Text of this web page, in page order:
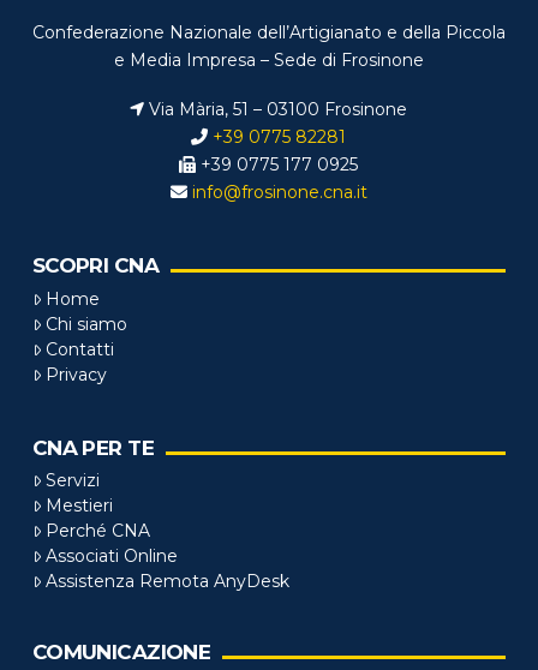
Confederazione Nazionale dell’Artigianato e della Piccola
e Media Impresa – Sede di Frosinone
Via Mària, 51 – 03100 Frosinone
+39 0775 82281
+39 0775 177 0925
info@frosinone.cna.it
SCOPRI CNA
Home
Chi siamo
Contatti
Privacy
CNA PER TE
Servizi
Mestieri
Perché CNA
Associati Online
Assistenza Remota AnyDesk
COMUNICAZIONE